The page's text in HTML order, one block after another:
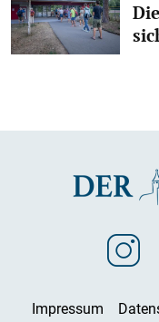
Impressum